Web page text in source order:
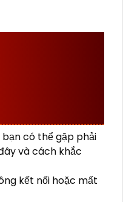
bạn có thể gặp phải
và cách khắc
kết nối hoặc mất